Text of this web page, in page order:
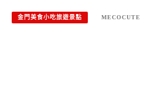
金門美食小吃旅遊景點 MECOCUTE